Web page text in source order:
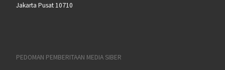
Jakarta Pusat 10710
PEDOMAN PEMBERITAAN MEDIA SIBER